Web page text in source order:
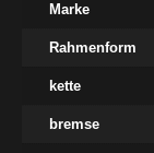
Marke
Rahmenform
kette
bremse